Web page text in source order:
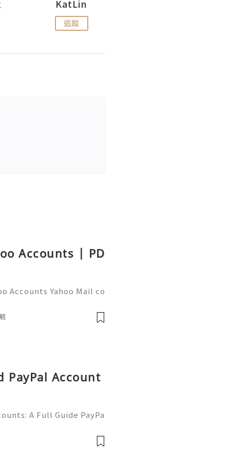
KatLin
追蹤
Accounts | PD
Accounts Yahoo Mail co
and online a
PayPal Account
A Full Guide PayPa
merchants, online b